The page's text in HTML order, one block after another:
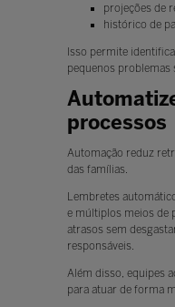
projeções de
histórico de
Isso permite
pequenos problemas
processos
Automação reduz
das famílias.
Lembretes
e múltiplos meios de
atrasos sem
responsáveis.
Além disso, equipes
para atuar de forma